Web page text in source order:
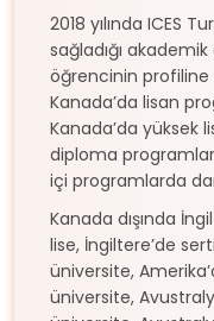
2018 yılında ICES
sağladığı
öğrencinin
Kanada’da lisan
Kanada’da yüksek
diploma
içi programlarda
Kanada dışında
lise, İngiltere’de
üniversite,
üniversite,